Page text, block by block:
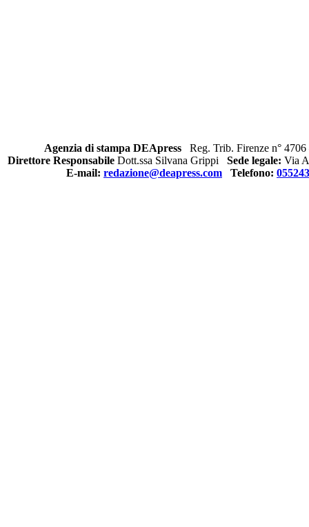
Agenzia di stampa DEApress Reg. Trib. Firenze n° 4706
Direttore Responsabile Dott.ssa Silvana Grippi Sede legale: Via
E-mail: redazione@deapress.com Telefono: